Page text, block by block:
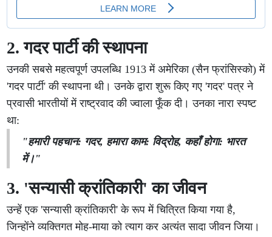
2. गदर पार्टी की स्थापना
उनकी सबसे महत्वपूर्ण उपलब्धि 1913 में अमेरिका (सैन फ्रांसिस्को) में
'गदर पार्टी' की स्थापना थी। उनके द्वारा शुरू किए गए 'गदर' पत्र ने
प्रवासी भारतीयों में राष्ट्रवाद की ज्वाला फूँक दी। उनका नारा स्पष्ट
था:
"हमारी पहचान: गदर, हमारा काम: विद्रोह, कहाँ होगा: भारत
में।"
3. 'सन्यासी क्रांतिकारी' का जीवन
उन्हें एक 'सन्यासी क्रांतिकारी' के रूप में चित्रित किया गया है,
जिन्होंने व्यक्तिगत मोह-माया को त्याग कर अत्यंत सादा जीवन जिया।